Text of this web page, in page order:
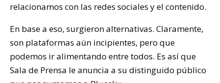
relacionamos con las redes sociales y el contenido.
En base a eso, surgieron alternativas. Claramente,
son plataformas aún incipientes, pero que
podemos ir alimentando entre todos. Es así que
Sala de Prensa le anuncia a su distinguido público